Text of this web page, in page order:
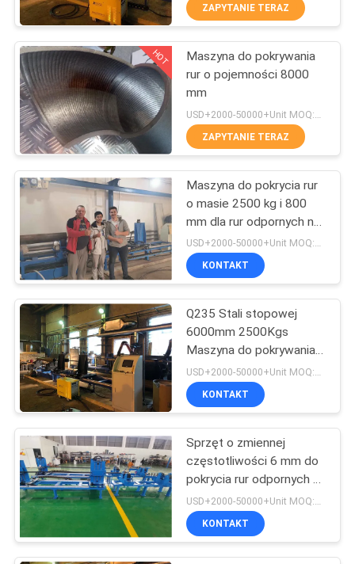
KONTROLA
JAKOŚCI
SKONTAKTUJ
SIĘ
NAMI
POPROSIĆ
WYCENĘ
AKTUALNOŚCI
Płyta odporna na
zużycie
Rury odporne na
zużycie
0
Maszyna do
spawania okładzin
33
ZAPYTANIE TERAZ
HOT
Maszyna do pokrywania
rur o pojemności 8000
mm
ZAPYTANIE TERAZ
Maszyna do pokrycia rur
o masie 2500 kg i 800
mm dla rur odpornych na
zużycie
USD+2000-50000+Unit MOQ:1 JEDNOSTKA
KONTAKT
Q235 Stali stopowej
6000mm 2500Kgs
Maszyna do pokrywania
rur
USD+2000-50000+Unit MOQ:1 JEDNOSTKA
KONTAKT
Sprzęt o zmiennej
częstotliwości 6 mm do
pokrycia rur odpornych na
zużycie
KONTAKT